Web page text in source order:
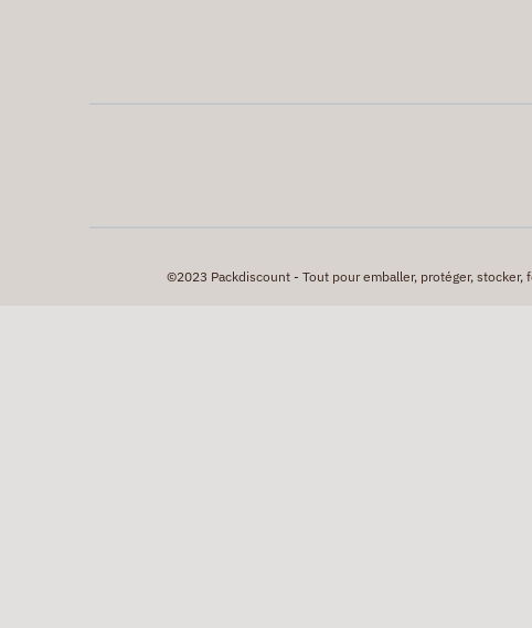
©2023 Packdiscount - Tout pour emballer, protéger,